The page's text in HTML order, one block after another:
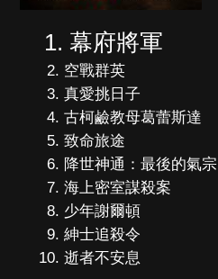
幕府將軍
空戰群英
真愛挑日子
古柯鹼教母葛蕾斯達
致命旅途
降世神通：最後的氣宗
海上密室謀殺案
少年謝爾頓
紳士追殺令
逝者不安息